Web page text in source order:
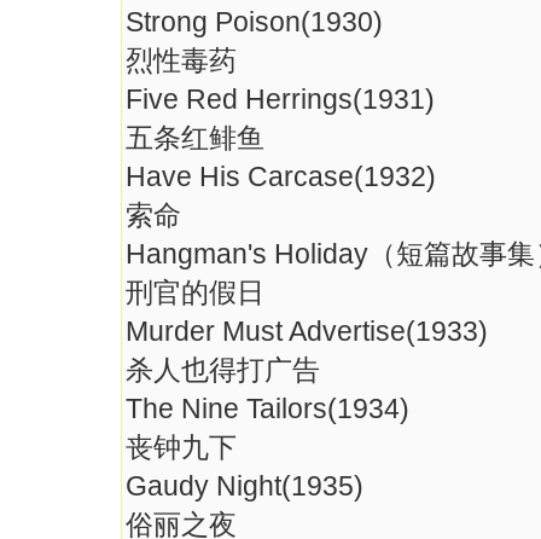
Strong Poison(1930)
烈性毒药
Five Red Herrings(1931)
五条红鲱鱼
Have His Carcase(1932)
索命
Hangman's Holiday（短篇故事
刑官的假日
Murder Must Advertise(1933)
杀人也得打广告
The Nine Tailors(1934)
丧钟九下
Gaudy Night(1935)
俗丽之夜